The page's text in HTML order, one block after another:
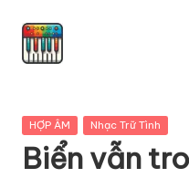
Skip
Posted
HỢP ÂM Nhạc Trữ Tình
Biển vẫn